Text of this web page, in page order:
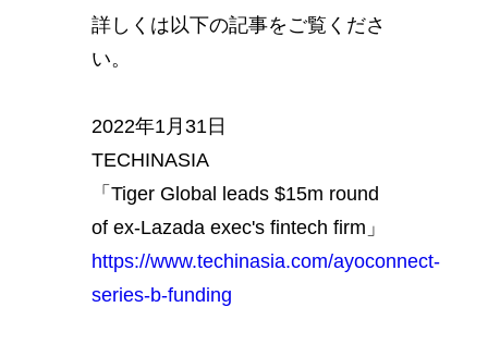
詳しくは以下の記事をご覧くださ
い。
2022年1月31日
TECHINASIA
「Tiger Global leads $15m round
of ex-Lazada exec's fintech firm」
https://www.techinasia.com/ayoconnect-
series-b-funding